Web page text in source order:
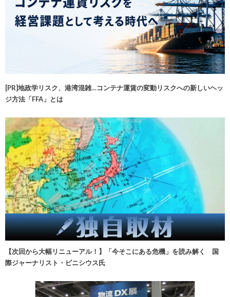
[PR]地政学リスク、港湾混雑…コンテナ運賃の変動リスクへの新しいヘッ
ジ方法「FFA」とは
【次回から大幅リニューアル！】「今そこにある危機」を読み解く 国
際ジャーナリスト・ビニシウス氏